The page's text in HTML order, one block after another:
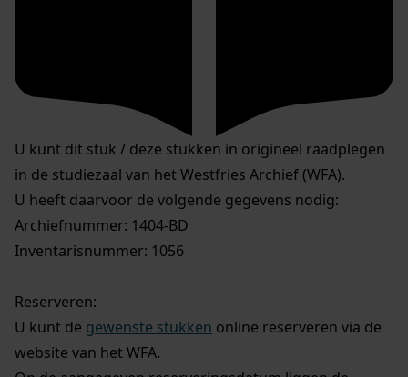
U kunt dit stuk / deze stukken in origineel raadplegen
in de studiezaal van het Westfries Archief (WFA).
U heeft daarvoor de volgende gegevens nodig:
Archiefnummer: 1404-BD
Inventarisnummer: 1056
Reserveren:
U kunt de gewenste stukken online reserveren via de
website van het WFA.